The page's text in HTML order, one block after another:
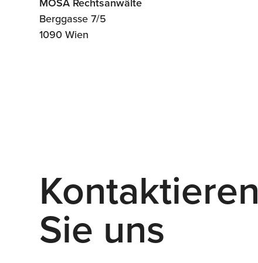
MOSA Rechtsanwälte
Berggasse 7/5
1090 Wien
Kontaktieren
Sie uns